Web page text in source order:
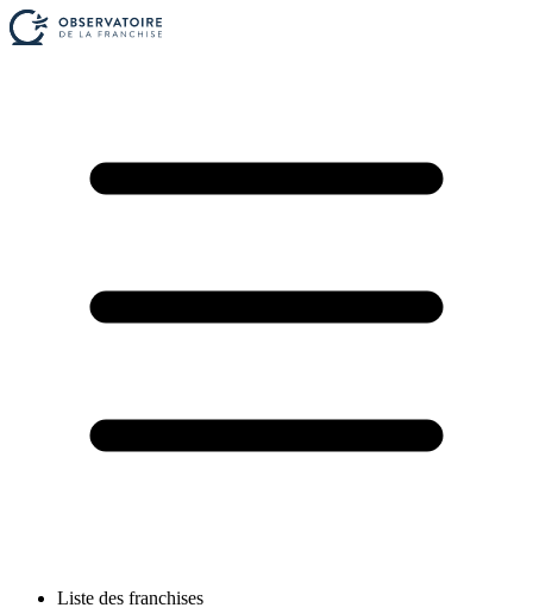
Liste des franchises